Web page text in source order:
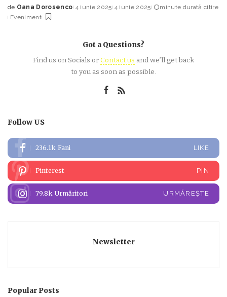
Posted
by
de Oana Dorosenco 4 iunie 2025 4 iunie 2025
minute durată citire
Eveniment
Got a Questions?
Find us on Socials orContact us and we’ll get back
to you as soon as possible.
Follow US
236.1k Fani LIKE
Pinterest PIN
79.8k Urmăritori URMĂREȘTE
Newsletter
Popular Posts